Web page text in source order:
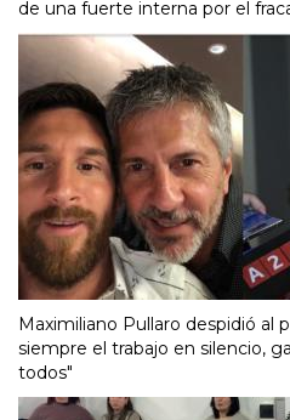
de una fuerte interna por el
Maximiliano Pullaro despidió al
siempre el trabajo en silencio,
todos"